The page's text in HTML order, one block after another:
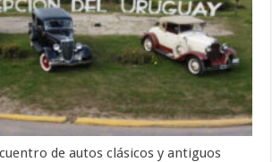
de autos clásicos y antiguos